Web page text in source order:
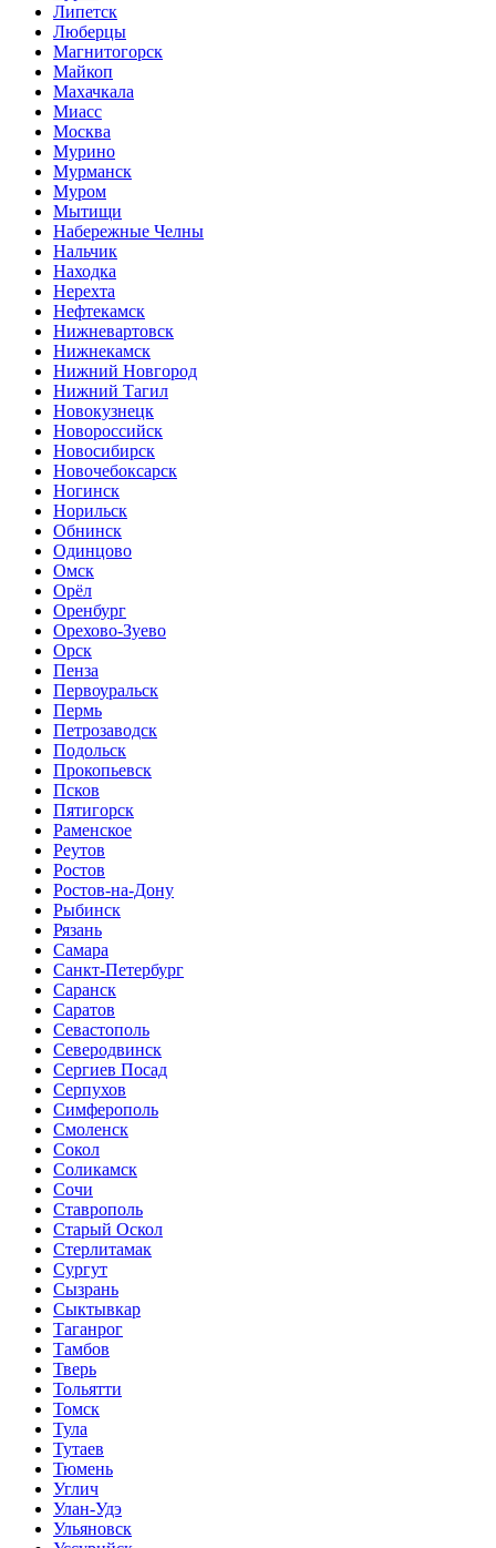
Липетск
Люберцы
Магнитогорск
Майкоп
Махачкала
Миасс
Москва
Мурино
Мурманск
Муром
Мытищи
Набережные Челны
Нальчик
Находка
Нерехта
Нефтекамск
Нижневартовск
Нижнекамск
Нижний Новгород
Нижний Тагил
Новокузнецк
Новороссийск
Новосибирск
Новочебоксарск
Ногинск
Норильск
Обнинск
Одинцово
Омск
Орёл
Оренбург
Орехово-Зуево
Орск
Пенза
Первоуральск
Пермь
Петрозаводск
Подольск
Прокопьевск
Псков
Пятигорск
Раменское
Реутов
Ростов
Ростов-на-Дону
Рыбинск
Рязань
Самара
Санкт-Петербург
Саранск
Саратов
Севастополь
Северодвинск
Сергиев Посад
Серпухов
Симферополь
Смоленск
Сокол
Соликамск
Сочи
Ставрополь
Старый Оскол
Стерлитамак
Сургут
Сызрань
Сыктывкар
Таганрог
Тамбов
Тверь
Тольятти
Томск
Тула
Тутаев
Тюмень
Углич
Улан-Удэ
Ульяновск